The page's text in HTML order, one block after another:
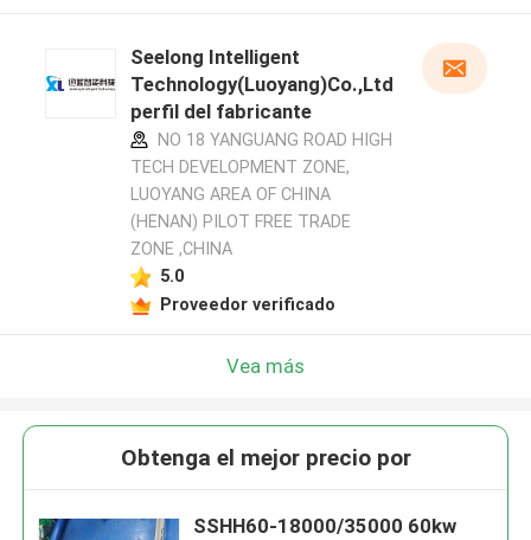
Seelong Intelligent
Technology(Luoyang)Co.,Ltd
perfil del fabricante
NO 18 YANGUANG ROAD HIGH
TECH DEVELOPMENT ZONE,
LUOYANG AREA OF CHINA
(HENAN) PILOT FREE TRADE
ZONE ,CHINA
5.0
Proveedor verificado
Vea más
Obtenga el mejor precio por
SSHH60-18000/35000 60kw